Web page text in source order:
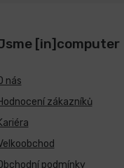
[in]computer
nás
zákazníků
podmínky